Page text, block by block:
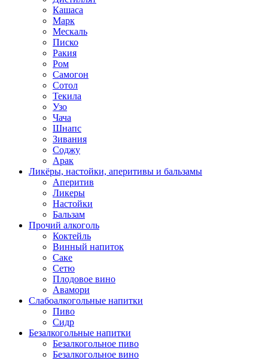
Кашаса
Марк
Мескаль
Писко
Ракия
Ром
Самогон
Сотол
Текила
Узо
Чача
Шнапс
Зивания
Соджу
Арак
Ликёры, настойки, аперитивы и бальзамы
Аперитив
Ликеры
Настойки
Бальзам
Прочий алкоголь
Коктейль
Винный напиток
Саке
Сетю
Плодовое вино
Авамори
Слабоалкогольные напитки
Пиво
Сидр
Безалкогольные напитки
Безалкогольное пиво
Безалкогольное вино